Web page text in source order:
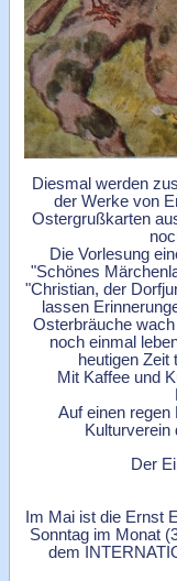
Diesmal werden
der Werke von
Ostergrußkarten
Die Vorlesung
"Schönes
"Christian, der
lassen
Osterbräuche
noch einmal
heutigen Zeit
Mit Kaffee und
Auf einen regen
Kulturverein
Der
Im Mai ist die Ernst
Sonntag im Monat
dem